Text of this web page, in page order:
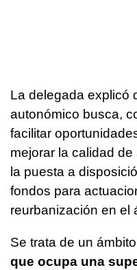
La delegada explicó
autonómico busca,
facilitar
mejorar la calidad
la puesta a
fondos para
reurbanización en el
Se trata de un
que ocupa una